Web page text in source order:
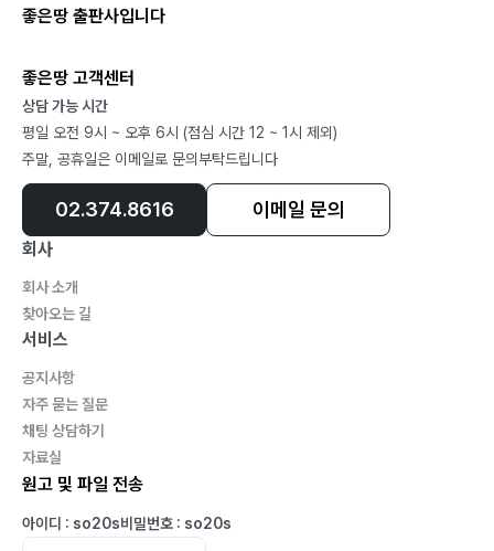
제8장 K브랜드의 미래와 과제
8-2. 상표법 개정을 통한 해외 직구 위조상품 단속
8-3. 기타 법제도의 정비
8-4. 지속가능한 브랜드 보호 생태계 구축
맺음말: 브랜드 보호, 기술과 법의 균형에서
부록 1. 주요 용어 해설
부록 2. AI기본법 전문
좋은땅 출판사입니다
좋은땅 고객센터
상담 가능 시간
평일 오전 9시 ~ 오후 6시 (점심 시간 12 ~ 1시 제외)
주말, 공휴일은 이메일로 문의부탁드립니다
02.374.8616 이메일 문의
회사
회사 소개
찾아오는 길
서비스
공지사항
자주 묻는 질문
채팅 상담하기
자료실
원고 및 파일 전송
아이디 : so20s비밀번호 : so20s